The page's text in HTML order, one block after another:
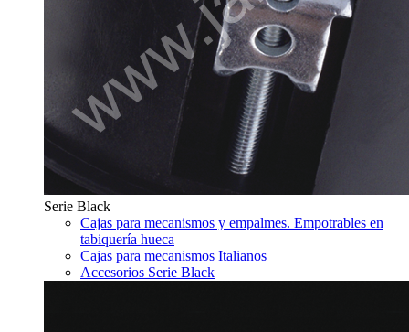
Serie Black
Cajas para mecanismos y empalmes. Empotrables en
tabiquería hueca
Cajas para mecanismos Italianos
Accesorios Serie Black